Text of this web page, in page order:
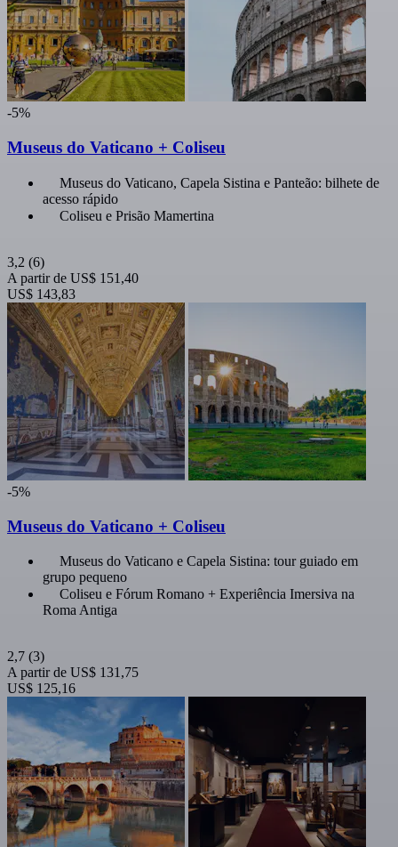
-5%
Museus do Vaticano + Coliseu
Museus do Vaticano, Capela Sistina e Panteão: bilhete de
acesso rápido
Coliseu e Prisão Mamertina
3,2 (6)
A partir de US$ 151,40
US$ 143,83
-5%
Museus do Vaticano + Coliseu
Museus do Vaticano e Capela Sistina: tour guiado em
grupo pequeno
Coliseu e Fórum Romano + Experiência Imersiva na
Roma Antiga
2,7 (3)
A partir de US$ 131,75
US$ 125,16